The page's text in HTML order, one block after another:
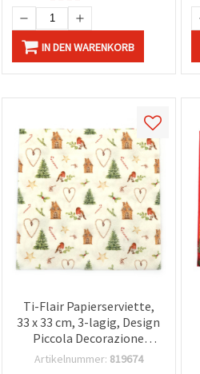
IN DEN WARENKORB
Ti-Flair Papierserviette,
33 x 33 cm, 3-lagig, Design
Piccola Decorazione
Invernale - 1 Stück
Artikelnummer: 819674